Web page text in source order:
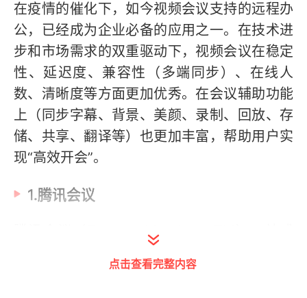
在疫情的催化下，如今视频会议支持的远程办
公，已经成为企业必备的应用之一。在技术进
步和市场需求的双重驱动下，视频会议在稳定
性、延迟度、兼容性（多端同步）、在线人
数、清晰度等方面更加优秀。在会议辅助功能
上（同步字幕、背景、美颜、录制、回放、存
储、共享、翻译等）也更加丰富，帮助用户实
现“高效开会”。
1.腾讯会议
腾讯会议（Tencent Meeting，TM）一站式
议”进行远程音视频会议、在线文档协作、屏幕
点击查看完整内容